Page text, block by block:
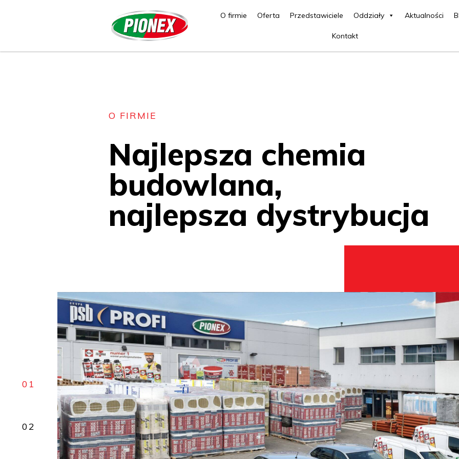
O firmie Oferta Przedstawiciele Oddziały Aktualności
Kontakt
Najlepsza chemia
budowlana,
najlepsza dystrybucja
O FIRMIE